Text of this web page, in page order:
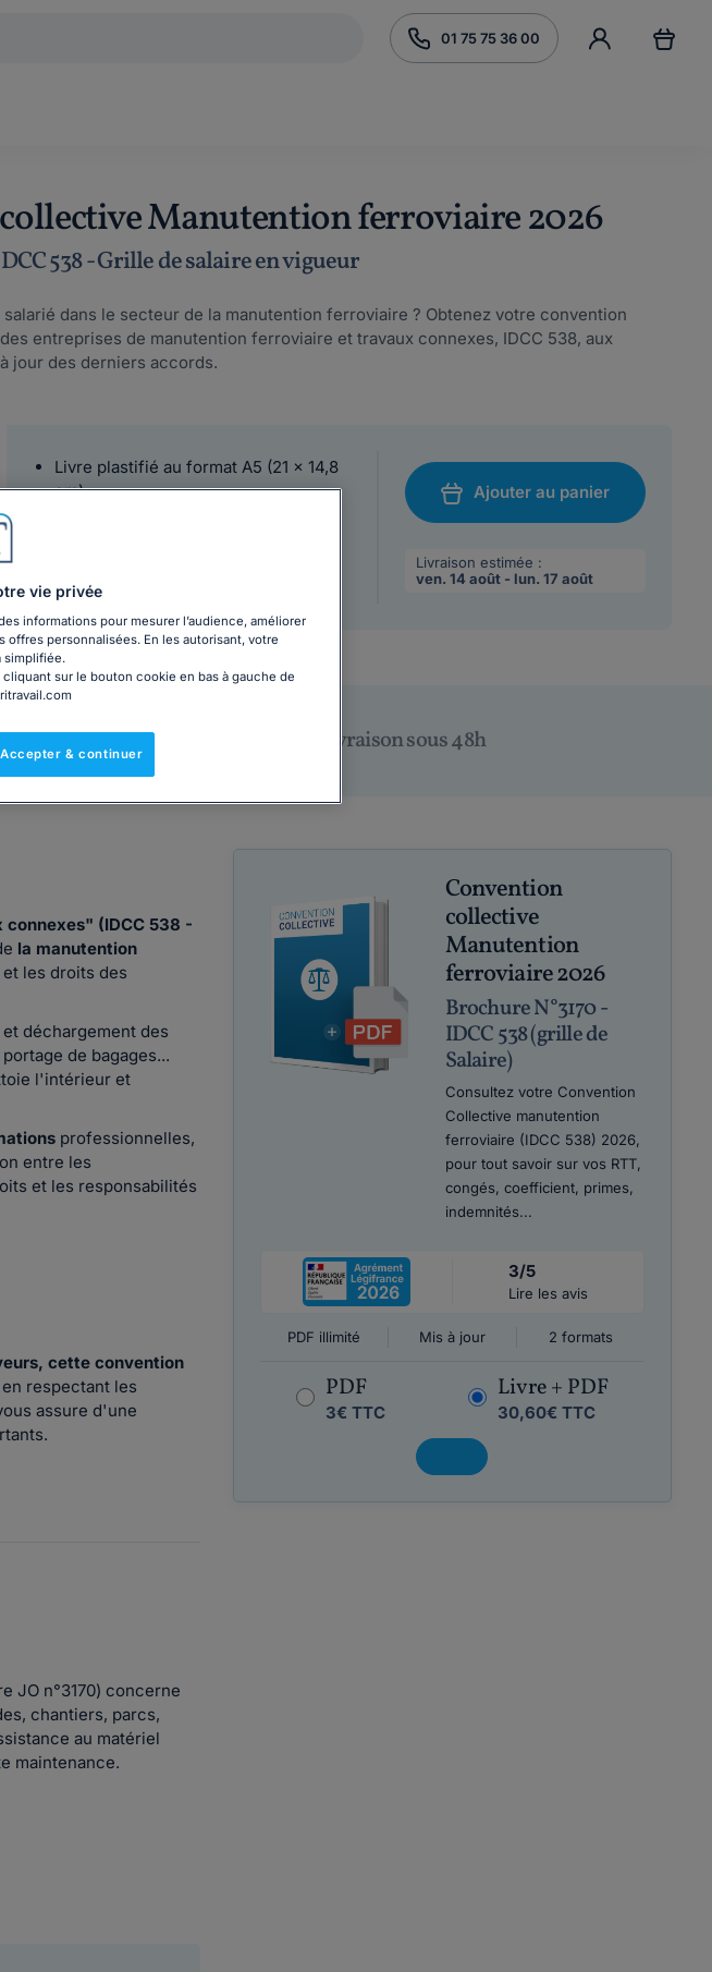
01 75 75 36 00
Manutention ferroviaire 2026
538 - Grille de salaire en vigueur
dans le secteur de la manutention ferroviaire ? Obtenez votre convention
entreprises de manutention ferroviaire et travaux connexes, IDCC 538, aux
jour des derniers accords.
Livre plastifié au format A5 (21 x 14,8
cm)
Chronopost
Ajouter au panier
Livraison estimée :
ven. 14 août - lun. 17 août
en France Livraison sous 48h
(IDCC 538 -
la manutention
les droits des
déchargement des
de bagages...
l'intérieur et
professionnelles,
entre les
et les responsabilités
cette convention
respectant les
assure d'une
JO n°3170) concerne
chantiers, parcs,
au matériel
maintenance.
Convention
collective
Manutention
ferroviaire 2026
Brochure N°3170 -
IDCC 538 (grille de
Salaire)
Consultez votre Convention
Collective manutention
ferroviaire (IDCC 538) 2026,
pour tout savoir sur vos RTT,
congés, coefficient, primes,
indemnités...
3/5
Lire les avis
PDF illimité Mis à jour 2 formats
PDF
3€ TTC
Livre + PDF
30,60€ TTC
vie privée
informations pour mesurer l’audience, améliorer
personnalisées. En les autorisant, votre
simplifiée.
sur le bouton cookie en bas à gauche de
Accepter & continuer